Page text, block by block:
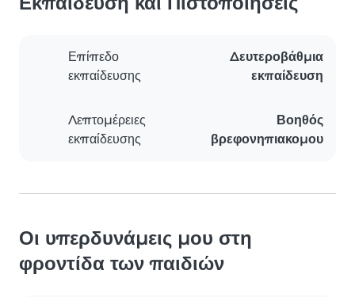
Επίπεδο
εκπαίδευσης
Δευτεροβάθμια
εκπαίδευση
Λεπτομέρειες
εκπαίδευσης
Βοηθός
βρεφονηπιακομου
Οι υπερδυνάμεις μου στη
φροντίδα των παιδιών